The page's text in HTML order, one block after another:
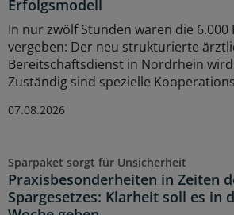
Erfolgsmodell
In nur zwölf Stunden waren die 6.000
vergeben: Der neu strukturierte
Bereitschaftsdienst in Nordrhein
Zuständig sind spezielle
07.08.2026
Sparpaket sorgt für Unsicherheit
Praxisbesonderheiten in Zeiten
Spargesetzes: Klarheit soll es in